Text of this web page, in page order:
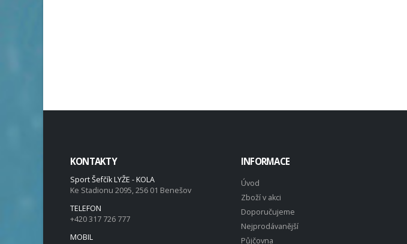
KONTAKTY
Sport Šefčík LYŽE - KOLA
Ke Stadionu 2095, 256 01 Benešov
TELEFON
+420 317 726 777
MOBIL
INFORMACE
Úvod
Zboží v akci
Doporučujeme
Nejprodávanější
Půjčovna